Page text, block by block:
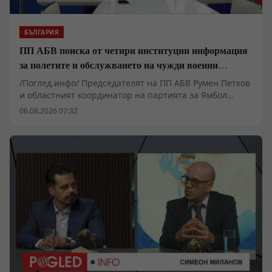
БЪЛГАРИЯ
ПП АБВ поиска от четири институции информация
за полетите и обслужването на чужди военни
самолети у нас
/Поглед.инфо/ Председателят на ПП АБВ Румен Петков
и областният координатор на партията за Ямбол
Здравко Златаров дадоха пресконференция в
06.08.2026 07:32